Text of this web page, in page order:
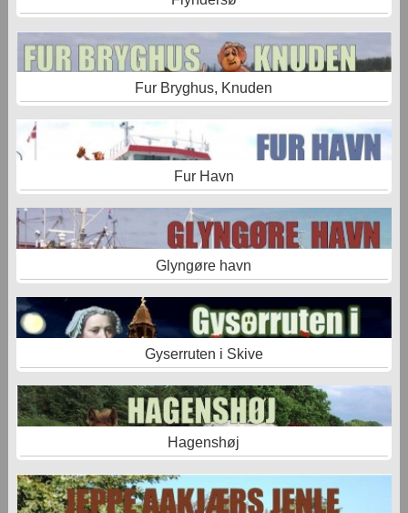
Fur Bryghus, Knuden
Fur Havn
Glyngøre havn
Gyserruten i Skive
Hagenshøj